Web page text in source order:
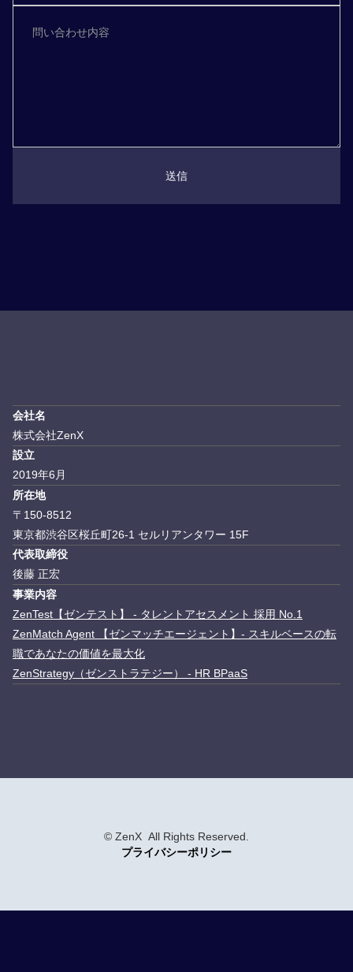
会社名
株式会社ZenX
設立
2019年6月
所在地
〒150-8512
東京都渋谷区桜丘町26-1 セルリアンタワー 15F
代表取締役
後藤 正宏
事業内容
ZenTest【ゼンテスト】 - タレントアセスメント 採用 No.1
ZenMatch Agent 【ゼンマッチエージェント】- スキルベースの転
職であなたの価値を最大化
ZenStrategy（ゼンストラテジー） - HR BPaaS
© ZenX All Rights Reserved.
プライバシーポリシー